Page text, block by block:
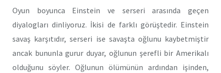
Oyun boyunca Einstein ve serseri arasında geçen
diyalogları dinliyoruz. İkisi de farklı görüştedir. Einstein
savaş karşıtıdır, serseri ise savaşta oğlunu kaybetmiştir
ancak bununla gurur duyar, oğlunun şerefli bir Amerikalı
olduğunu söyler. Oğlunun ölümünün ardından işinden,